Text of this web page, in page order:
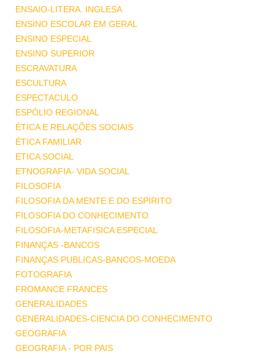
ENSAIO-LITERA. INGLESA
ENSINO ESCOLAR EM GERAL
ENSINO ESPECIAL
ENSINO SUPERIOR
ESCRAVATURA
ESCULTURA
ESPECTACULO
ESPÓLIO REGIONAL
ÉTICA E RELAÇÕES SOCIAIS
ÉTICA FAMILIAR
ETICA SOCIAL
ETNOGRAFIA- VIDA SOCIAL
FILOSOFIA
FILOSOFIA DA MENTE E DO ESPIRITO
FILOSOFIA DO CONHECIMENTO
FILOSOFIA-METAFISICA ESPECIAL
FINANÇAS -BANCOS
FINANÇAS PUBLICAS-BANCOS-MOEDA
FOTOGRAFIA
FROMANCE FRANCES
GENERALIDADES
GENERALIDADES-CIENCIA DO CONHECIMENTO
GEOGRAFIA
GEOGRAFIA - POR PAIS